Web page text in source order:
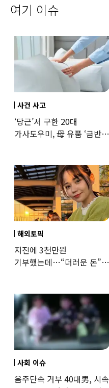
여기 이슈
사건 사고
‘당근’서 구한 20대
가사도우미, 母 유품 ‘금반지
해외토픽
지진에 3천만원
기부했는데…“더러운 돈”
사회 이슈
음주단속 거부 40대男, 시속